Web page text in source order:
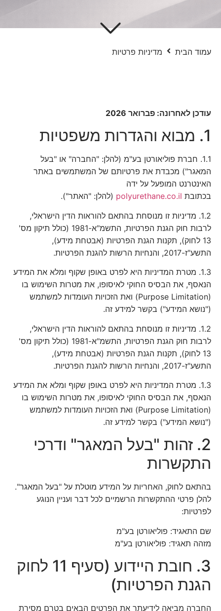
עמוד הבית מדיניות פרטיות
עודכן לאחרונה: פברואר 2026
1. מבוא והגדרות משפטיות
1.1. חברת פוליאורטן בע"מ (להלן: "החברה" או "בעל
המאגר") מכבדת את פרטיותם של המשתמשים באתר
האינטרנט המופעל על ידה
בכתובת polyurethane.co.il (להלן: "האתר").
1.2. מדיניות זו מנוסחת בהתאם להוראות הדין הישראלי,
לרבות חוק הגנת הפרטיות, התשמ"א-1981 (כולל תיקון מס'
13 לחוק), תקנות הגנת הפרטיות (אבטחת מידע),
התשע"ז-2017, והנחיות הרשות להגנת הפרטיות.
1.3. מטרת המדיניות היא לפרט באופן שקוף ומלא את המידע
הנאסף, את הבסיס החוקי לאיסופו, את מטרות השימוש בו
(Purpose Limitation) ואת הזכויות העומדות למשתמש
("נושא המידע") בקשר למידע זה.
1.2. מדיניות זו מנוסחת בהתאם להוראות הדין הישראלי,
לרבות חוק הגנת הפרטיות, התשמ"א-1981 (כולל תיקון מס'
13 לחוק), תקנות הגנת הפרטיות (אבטחת מידע),
התשע"ז-2017, והנחיות הרשות להגנת הפרטיות.
1.3. מטרת המדיניות היא לפרט באופן שקוף ומלא את המידע
הנאסף, את הבסיס החוקי לאיסופו, את מטרות השימוש בו
(Purpose Limitation) ואת הזכויות העומדות למשתמש
("נושא המידע") בקשר למידע זה.
2. זהות "בעל המאגר" ודרכי
התקשרות
בהתאם לחוק, האחריות על המידע מוטלת על "בעל המאגר".
להלן פרטי ההתקשרות הרשמיים לכל דבר ועניין הנוגע
לפרטיות:
שם התאגיד: פוליאורטן בע"מ
מזהה תאגיד: פוליאורטן בע"מ
3. חובת היידוע (סעיף 11 לחוק
הגנת הפרטיות)
החברה מביאה לידיעתך את הפרטים הבאים בטרם מסירת